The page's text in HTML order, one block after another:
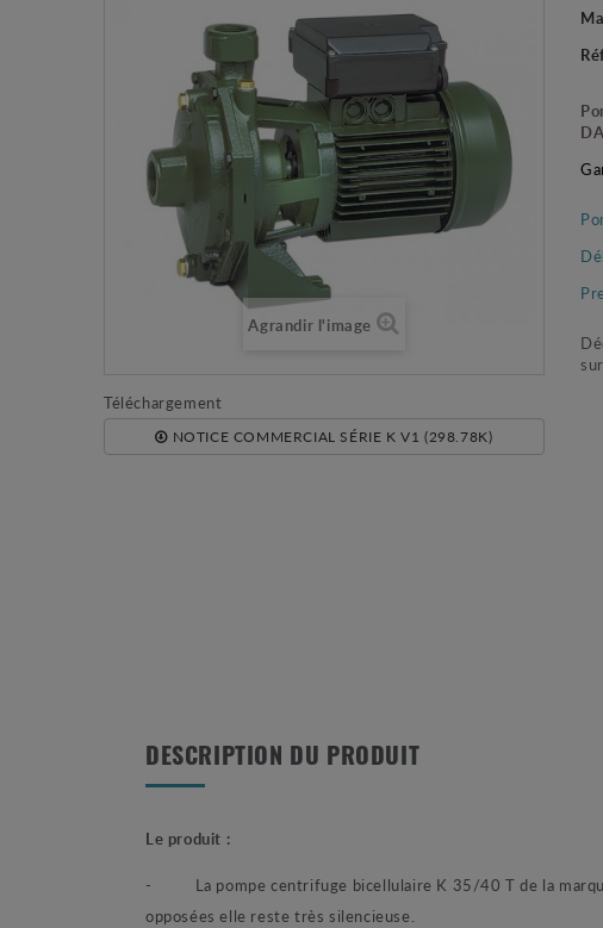
Agrandir l'image
Téléchargement
NOTICE COMMERCIAL SÉRIE K V1 (298.78K)
DESCRIPTION DU PRODUIT
Le produit :
-
La pompe centrifuge bicellulaire K 35/40 T de la
opposées elle reste très silencieuse.